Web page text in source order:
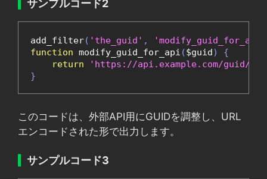
サンプルコード2
add_filter( 'the_guid' , 'modify_guid_for_api'
function modify_guid_for_api ($guid)
{
return
'https://api.example.com/guid/'
}
このコードは、外部API用にGUIDを調整し、URL
エンコードされた形で出力します。
サンプルコード3